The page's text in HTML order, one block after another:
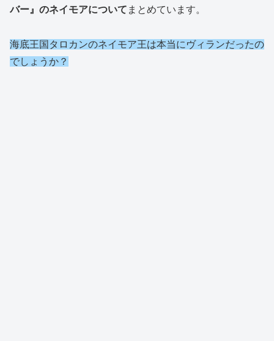
バー』のネイモアについて まとめています。
海底王国タロカンのネイモア王は本当にヴィランだったの
でしょうか？